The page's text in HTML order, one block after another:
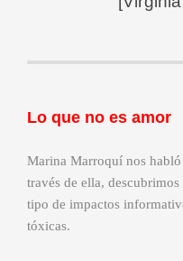
Lo que no es amor
Marina Marroquí nos
través de ella,
tipo de impactos
tóxicas.